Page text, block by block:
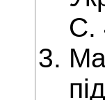
С.